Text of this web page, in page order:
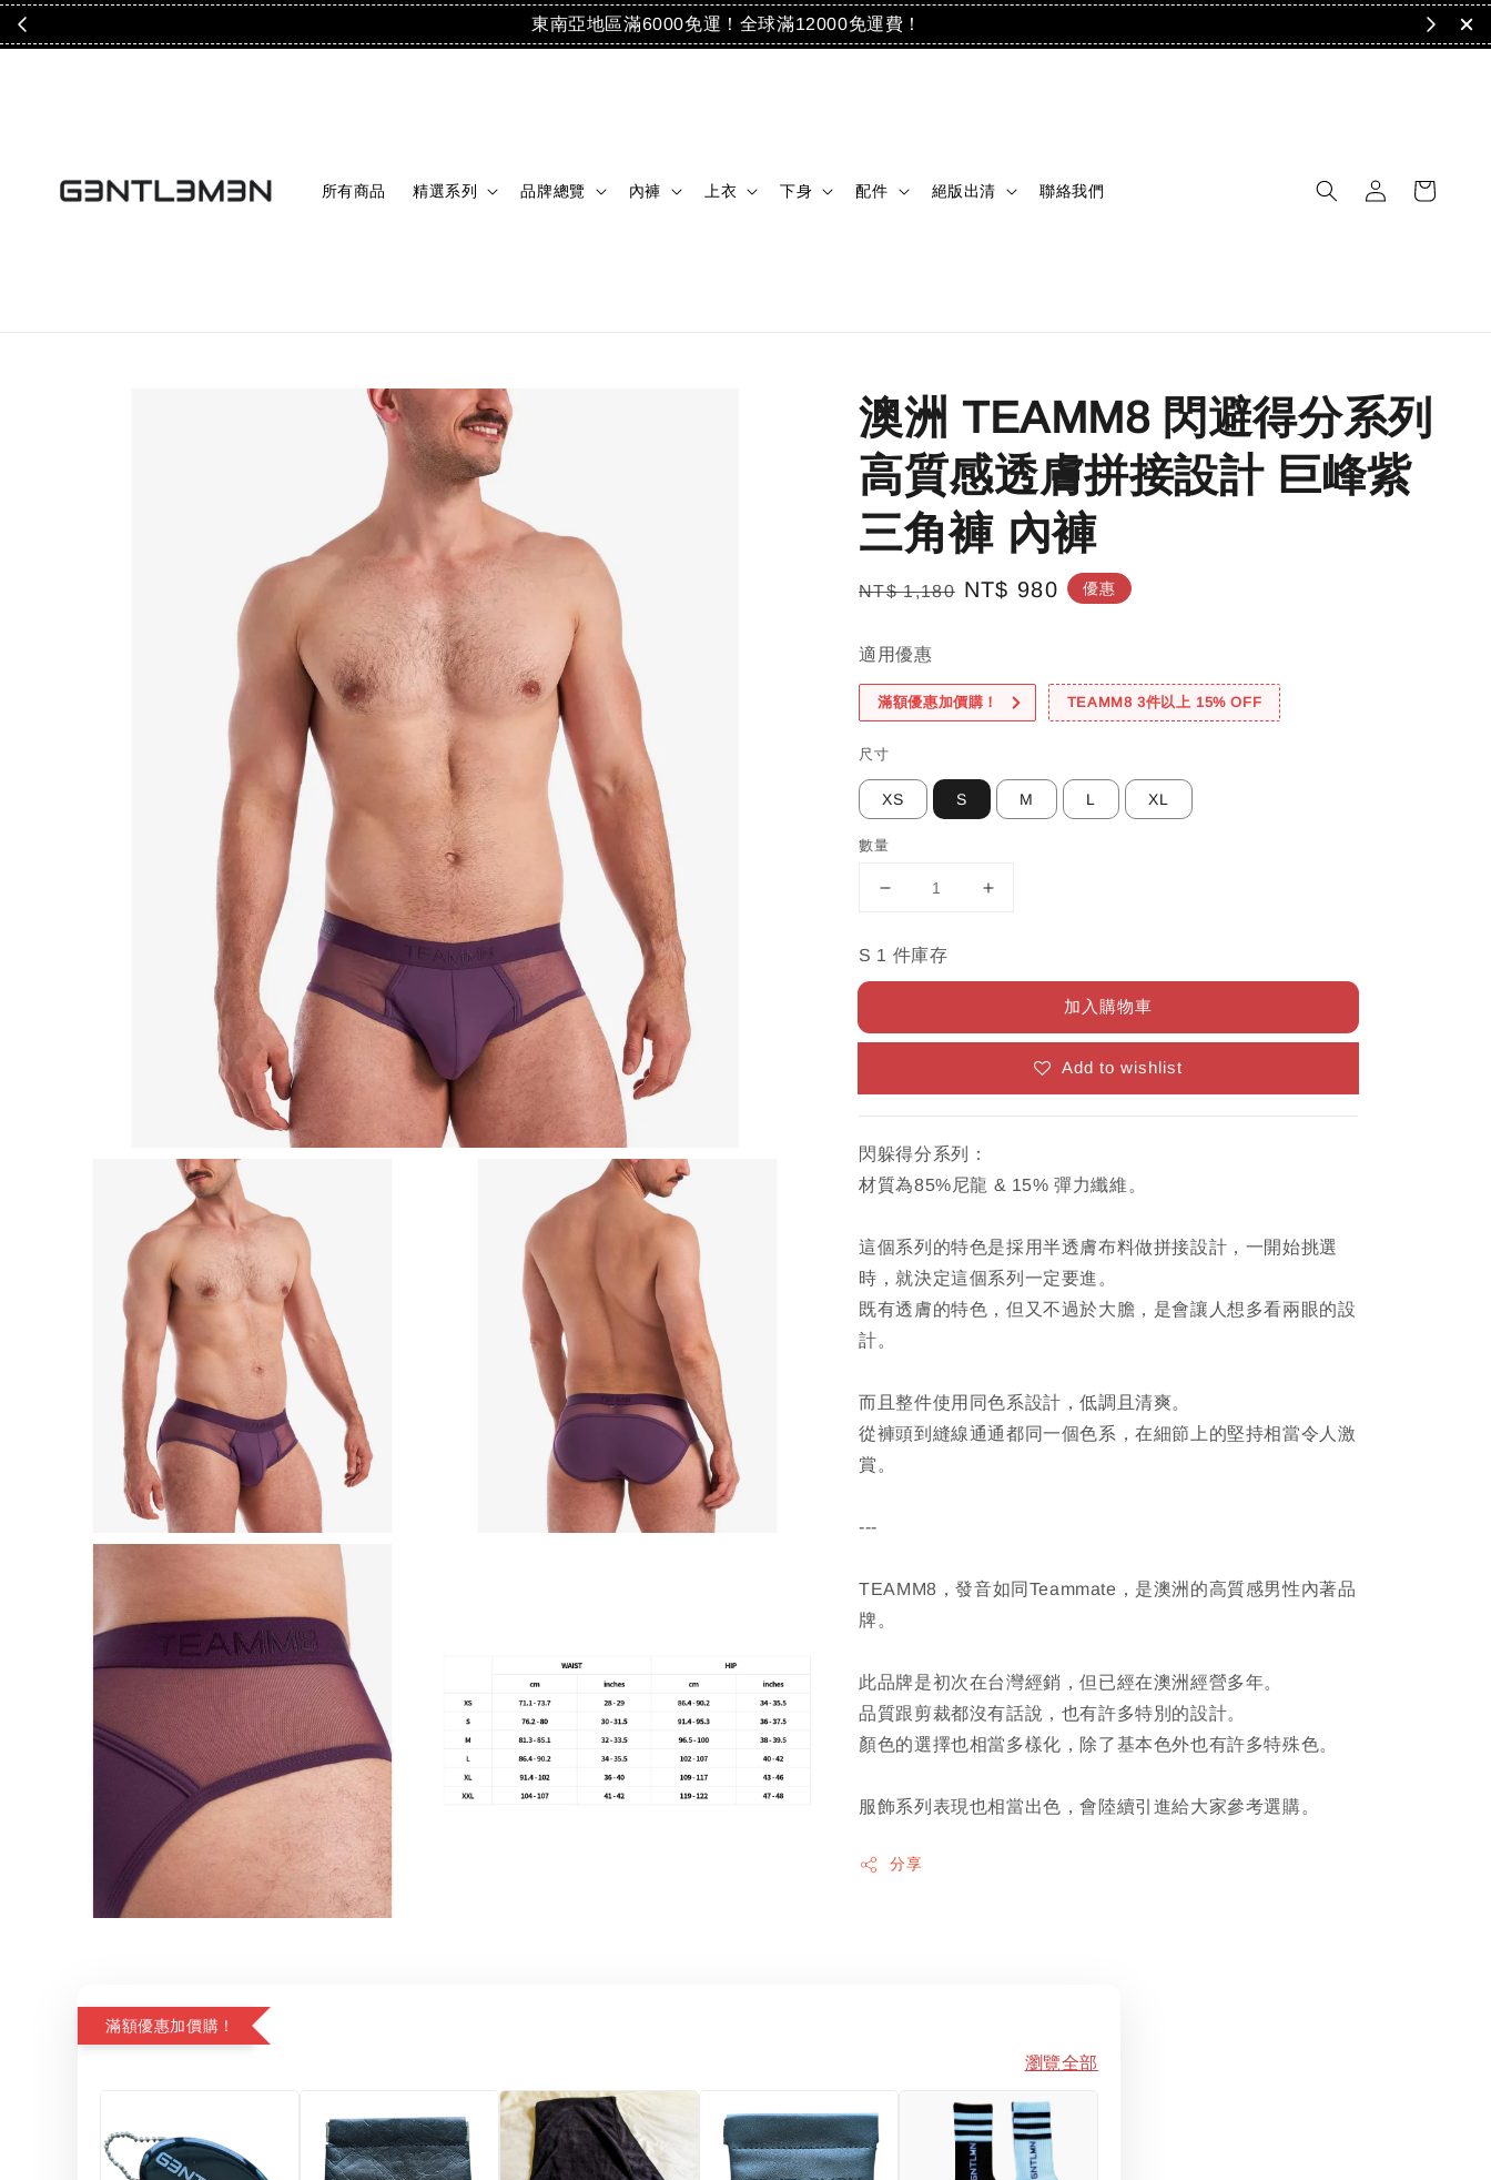
東南亞地區滿6000免運！全球滿12000免運費！
所有商品 精選系列 品牌總覽 內褲 上衣 下身 配件 絕版出清 聯絡我們
澳洲 TEAMM8 閃避得分系列
高質感透膚拼接設計 巨峰紫
三角褲 內褲
Regular
NT$ 1,180 Sale
NT$ 980 優惠
適用優惠
滿額優惠加價購！ TEAMM8 3件以上 15% OFF
尺寸
XS S M L XL
數量
S 1 件庫存
加入購物車
Add to wishlist
閃躲得分系列：
材質為85%尼龍 & 15% 彈力纖維。
這個系列的特色是採用半透膚布料做拼接設計，一開始挑選
時，就決定這個系列一定要進。
既有透膚的特色，但又不過於大膽，是會讓人想多看兩眼的設
計。
而且整件使用同色系設計，低調且清爽。
從褲頭到縫線通通都同一個色系，在細節上的堅持相當令人激
賞。
---
TEAMM8，發音如同Teammate，是澳洲的高質感男性內著品
牌。
此品牌是初次在台灣經銷，但已經在澳洲經營多年。
品質跟剪裁都沒有話說，也有許多特別的設計。
顏色的選擇也相當多樣化，除了基本色外也有許多特殊色。
服飾系列表現也相當出色，會陸續引進給大家參考選購。
分享
滿額優惠加價購！
瀏覽全部